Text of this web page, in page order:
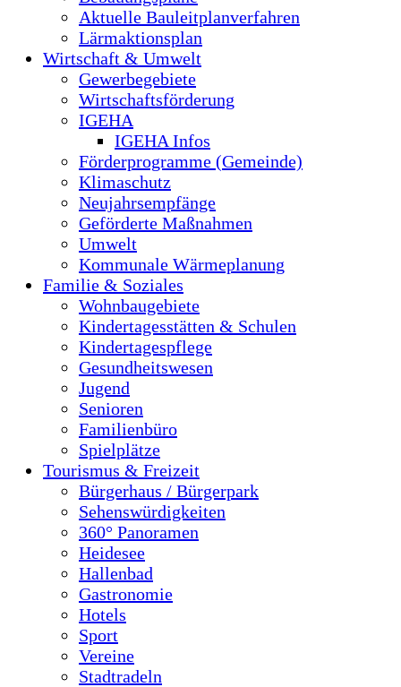
Aktuelle Bauleitplanverfahren
Lärmaktionsplan
Wirtschaft & Umwelt
Gewerbegebiete
Wirtschaftsförderung
IGEHA
IGEHA Infos
Förderprogramme (Gemeinde)
Klimaschutz
Neujahrsempfänge
Geförderte Maßnahmen
Umwelt
Kommunale Wärmeplanung
Familie & Soziales
Wohnbaugebiete
Kindertagesstätten & Schulen
Kindertagespflege
Gesundheitswesen
Jugend
Senioren
Familienbüro
Spielplätze
Tourismus & Freizeit
Bürgerhaus / Bürgerpark
Sehenswürdigkeiten
360° Panoramen
Heidesee
Hallenbad
Gastronomie
Hotels
Sport
Vereine
Stadtradeln